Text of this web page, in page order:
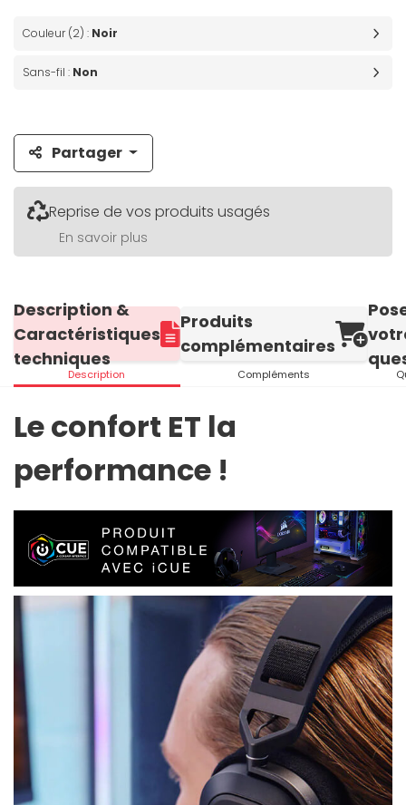
Couleur (2) : Noir
Sans-fil : Non
Partager
Reprise de vos produits usagés
En savoir plus
Description &
Caractéristiques
techniques
Description
Produits
complémentaires
Compléments
Le confort ET la
performance !